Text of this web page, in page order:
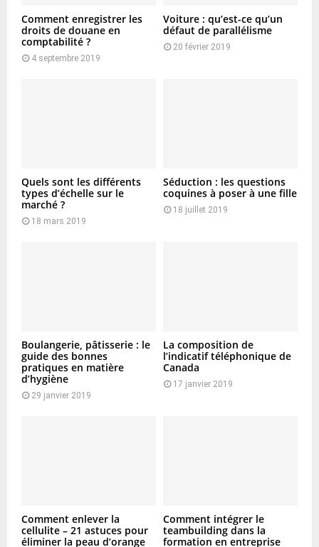
Comment enregistrer les
droits de douane en
comptabilité ?
4 septembre 2019
Voiture : qu’est-ce qu’un
défaut de parallélisme
20 février 2019
Quels sont les différents
types d’échelle sur le
marché ?
18 mars 2019
Séduction : les questions
coquines à poser à une fille
18 juillet 2019
Boulangerie, pâtisserie : le
guide des bonnes
pratiques en matière
d’hygiène
29 janvier 2019
La composition de
l’indicatif téléphonique de
Canada
17 janvier 2019
Comment enlever la
cellulite – 21 astuces pour
éliminer la peau d’orange
Comment intégrer le
teambuilding dans la
formation en entreprise